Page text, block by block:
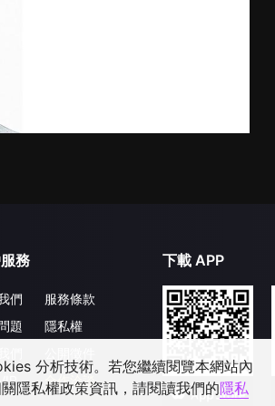
務
們
題
服務條款
隱私權
合作洽談
下載 APP
分析技術。若您繼續閱覽本網站內
隱私權政策資訊，請閱讀我們的隱私